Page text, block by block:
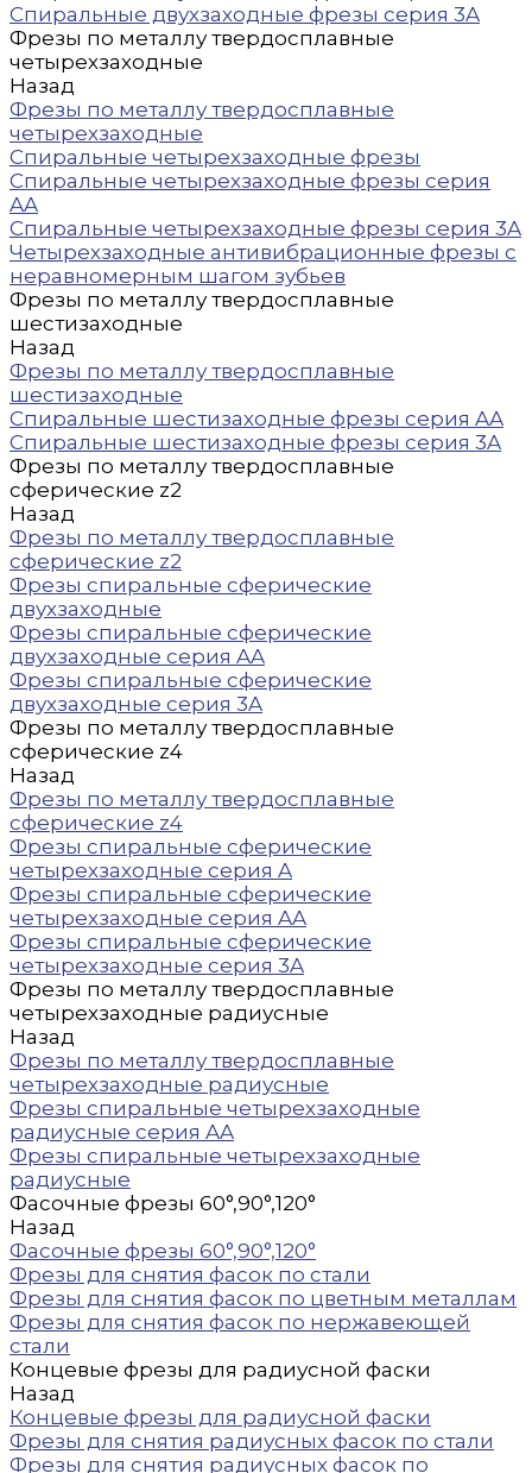
Спиральные двухзаходные фрезы серия 3A
Фрезы по металлу твердосплавные
четырехзаходные
Назад
Фрезы по металлу твердосплавные
четырехзаходные
Спиральные четырехзаходные фрезы
Спиральные четырехзаходные фрезы серия
AA
Спиральные четырехзаходные фрезы серия 3A
Четырехзаходные антивибрационные фрезы с
неравномерным шагом зубьев
Фрезы по металлу твердосплавные
шестизаходные
Назад
Фрезы по металлу твердосплавные
шестизаходные
Спиральные шестизаходные фрезы серия AA
Спиральные шестизаходные фрезы серия 3A
Фрезы по металлу твердосплавные
сферические z2
Назад
Фрезы по металлу твердосплавные
сферические z2
Фрезы спиральные сферические
двухзаходные
Фрезы спиральные сферические
двухзаходные серия AA
Фрезы спиральные сферические
двухзаходные серия 3A
Фрезы по металлу твердосплавные
сферические z4
Назад
Фрезы по металлу твердосплавные
сферические z4
Фрезы спиральные сферические
четырехзаходные серия A
Фрезы спиральные сферические
четырехзаходные серия AA
Фрезы спиральные сферические
четырехзаходные серия 3A
Фрезы по металлу твердосплавные
четырехзаходные радиусные
Назад
Фрезы по металлу твердосплавные
четырехзаходные радиусные
Фрезы спиральные четырехзаходные
радиусные серия AA
Фрезы спиральные четырехзаходные
радиусные
Фасочные фрезы 60°,90°,120°
Назад
Фасочные фрезы 60°,90°,120°
Фрезы для снятия фасок по стали
Фрезы для снятия фасок по цветным металлам
Фрезы для снятия фасок по нержавеющей
стали
Концевые фрезы для радиусной фаски
Назад
Концевые фрезы для радиусной фаски
Фрезы для снятия радиусных фасок по стали
Фрезы для снятия радиусных фасок по